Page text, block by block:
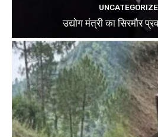
उद्योग मंत्री का सिरमौर